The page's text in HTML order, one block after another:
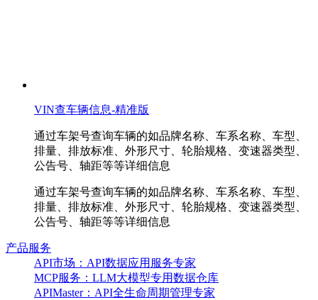
VIN查车辆信息-精准版
通过车架号查询车辆的如品牌名称、车系名称、车型、
排量、排放标准、外形尺寸、轮胎规格、变速器类型、
公告号、轴距等等详细信息
通过车架号查询车辆的如品牌名称、车系名称、车型、
排量、排放标准、外形尺寸、轮胎规格、变速器类型、
公告号、轴距等等详细信息
产品服务
API市场：API数据应用服务专家
MCP服务：LLM大模型专用数据仓库
APIMaster：API全生命周期管理专家